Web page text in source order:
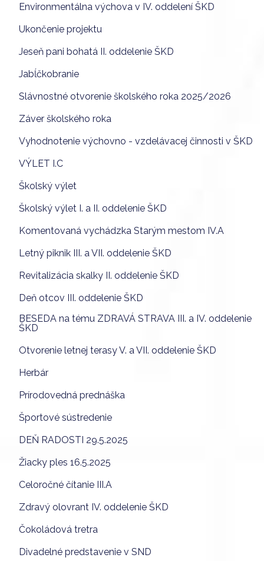
Environmentálna výchova v IV. oddelení ŠKD
Ukončenie projektu
Jeseň pani bohatá II. oddelenie ŠKD
Jabĺčkobranie
Slávnostné otvorenie školského roka 2025/2026
Záver školského roka
Vyhodnotenie výchovno - vzdelávacej činnosti v ŠKD
VÝLET I.C
Školský výlet
Školský výlet I. a II. oddelenie ŠKD
Komentovaná vychádzka Starým mestom IV.A
Letný piknik III. a VII. oddelenie ŠKD
Revitalizácia skalky II. oddelenie ŠKD
Deň otcov III. oddelenie ŠKD
BESEDA na tému ZDRAVÁ STRAVA III. a IV. oddelenie
ŠKD
Otvorenie letnej terasy V. a VII. oddelenie ŠKD
Herbár
Prírodovedná prednáška
Športové sústredenie
DEŇ RADOSTI 29.5.2025
Žiacky ples 16.5.2025
Celoročné čítanie III.A
Zdravý olovrant IV. oddelenie ŠKD
Čokoládová tretra
Divadelné predstavenie v SND